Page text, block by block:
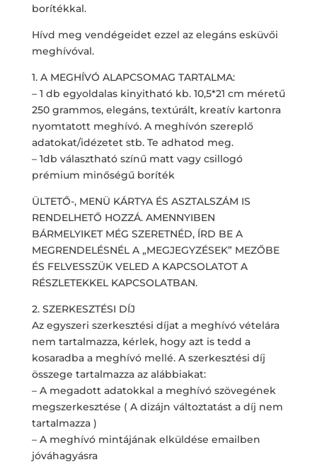
borítékkal.
Hívd meg vendégeidet ezzel az elegáns esküvői
meghívóval.
1. A MEGHÍVÓ ALAPCSOMAG TARTALMA:
– 1 db egyoldalas kinyitható kb. 10,5*21 cm méretű
250 grammos, elegáns, textúrált, kreatív kartonra
nyomtatott meghívó. A meghívón szereplő
adatokat/idézetet stb. Te adhatod meg.
– 1db választható színű matt vagy csillogó
prémium minőségű boríték
ÜLTETŐ-, MENÜ KÁRTYA ÉS ASZTALSZÁM IS
RENDELHETŐ HOZZÁ. AMENNYIBEN
BÁRMELYIKET MÉG SZERETNÉD, ÍRD BE A
MEGRENDELÉSNÉL A „MEGJEGYZÉSEK” MEZŐBE
ÉS FELVESSZÜK VELED A KAPCSOLATOT A
RÉSZLETEKKEL KAPCSOLATBAN.
2. SZERKESZTÉSI DÍJ
Az egyszeri szerkesztési díjat a meghívó vételára
nem tartalmazza, kérlek, hogy azt is tedd a
kosaradba a meghívó mellé. A szerkesztési díj
összege tartalmazza az alábbiakat:
– A megadott adatokkal a meghívó szövegének
megszerkesztése ( A dizájn változtatást a díj nem
tartalmazza )
– A meghívó mintájának elküldése emailben
jóváhagyásra